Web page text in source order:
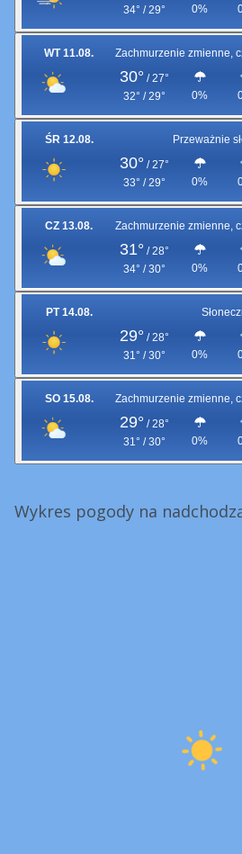
34° / 29°
0%
WT 11.08. Zachmurzenie zmienne,
30° / 27°
32° / 29°
0%
ŚR 12.08. Przeważnie
30° / 27°
33° / 29°
0%
CZ 13.08. Zachmurzenie zmienne,
31° / 28°
34° / 30°
0%
PT 14.08.
29° / 28°
31° / 30°
0%
SO 15.08. Zachmurzenie zmienne,
29° / 28°
31° / 30°
0%
Wykres pogody na